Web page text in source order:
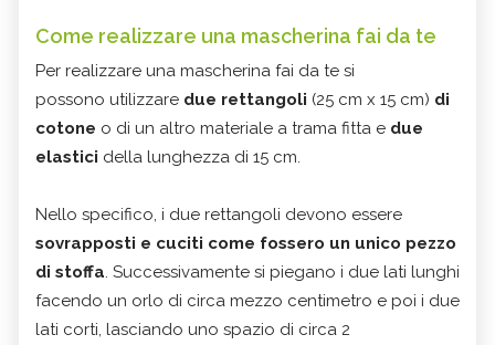
Come realizzare una mascherina fai da te
Per realizzare una mascherina fai da te si
possono utilizzare due rettangoli (25 cm x 15 cm) di
cotone o di un altro materiale a trama fitta e due
elastici della lunghezza di 15 cm.
Nello specifico, i due rettangoli devono essere
sovrapposti e cuciti come fossero un unico pezzo
di stoffa. Successivamente si piegano i due lati lunghi
facendo un orlo di circa mezzo centimetro e poi i due
lati corti, lasciando uno spazio di circa 2